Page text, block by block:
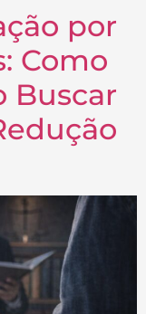
por
Como
Buscar